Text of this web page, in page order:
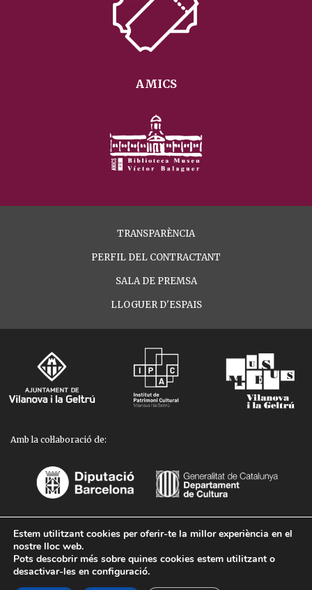
AMICS
TRANSPARÈNCIA
PERFIL DEL CONTRACTANT
SALA DE PREMSA
LLOGUER D'ESPAIS
Amb la col·laboració de:
Avís legal-Política de privacitat- Política de galetes
© 2024. Biblioteca Museu Víctor Balaguer.
Vilanova i la Geltrú (Barcelona). Tots els drets reservats.
Estem utilitzant cookies per oferir-te la millor experiència en el
nostre lloc web.
Pots descobrir més sobre quines cookies estem utilitzant o
desactivar-les en configuració.